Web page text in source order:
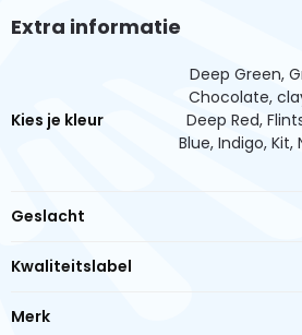
Extra informatie
Kies je kleur
Deep Green,
Chocolate,
Deep Red,
Blue, Indigo, Kit,
Geslacht
Kwaliteitslabel
Merk